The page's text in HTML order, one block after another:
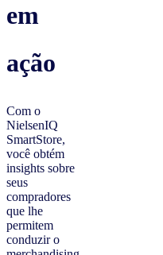
em
ação
Com o
NielsenIQ
SmartStore,
você obtém
insights sobre
seus
compradores
que lhe
permitem
conduzir o